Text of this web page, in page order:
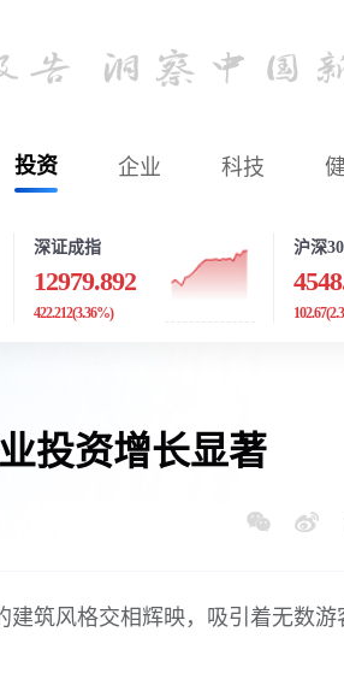
投资 企业 科技
深证成指
12979.892
422.212(3.36%)
沪深
102.67
投资增长显著
筑风格交相辉映，吸引着无数